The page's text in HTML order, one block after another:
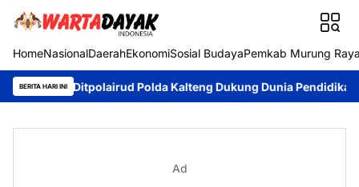
HomeNasionalDaerahEkonomiSosial BudayaPemkab Murung
BERITA HARI INI
Polda Kalteng Dukung Dunia Pendidikan Lewat Kapal
Ad